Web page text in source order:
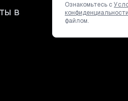
в
Ознакомьтесь с
конфиденциальности
файлом.